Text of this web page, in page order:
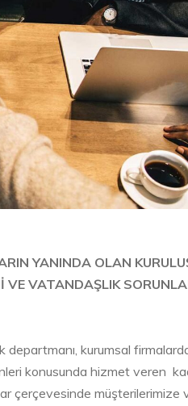
YANINDA OLAN
VE VATANDAŞLIK
departmanı, kurumsal
konusunda hizmet veren
çerçevesinde müşterilerimize